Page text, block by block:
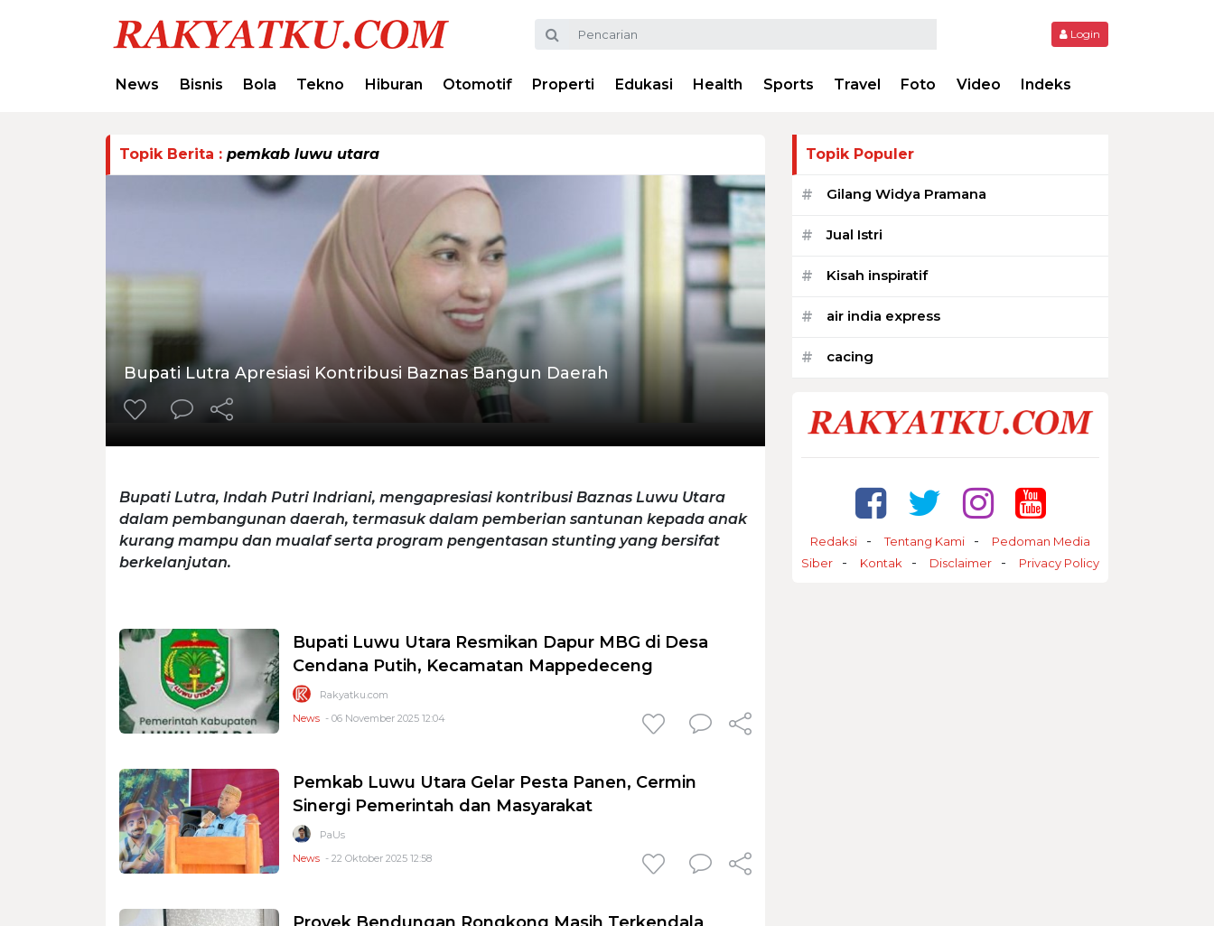
Login
News Bisnis Bola Tekno Hiburan Otomotif Properti Edukasi Health Sports Travel Foto Video Indeks
Topik Berita : pemkab luwu utara
Bupati Lutra Apresiasi Kontribusi Baznas Bangun Daerah
Bupati Lutra, Indah Putri Indriani, mengapresiasi kontribusi Baznas Luwu Utara
dalam pembangunan daerah, termasuk dalam pemberian santunan kepada anak
kurang mampu dan mualaf serta program pengentasan stunting yang bersifat
berkelanjutan.
Bupati Luwu Utara Resmikan Dapur MBG di Desa
Cendana Putih, Kecamatan Mappedeceng
Rakyatku.com
News - 06 November 2025 12:04
Pemkab Luwu Utara Gelar Pesta Panen, Cermin
Sinergi Pemerintah dan Masyarakat
PaUs
News - 22 Oktober 2025 12:58
Topik Populer
# Gilang Widya Pramana
# Jual Istri
# Kisah inspiratif
# air india express
# cacing
Redaksi Tentang Kami
Pedoman Media
Siber
Kontak Disclaimer Privacy Policy